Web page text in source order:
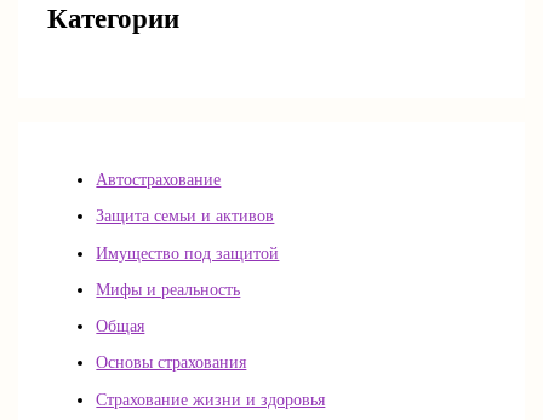
Категории
Автострахование
Защита семьи и активов
Имущество под защитой
Мифы и реальность
Общая
Основы страхования
Страхование жизни и здоровья